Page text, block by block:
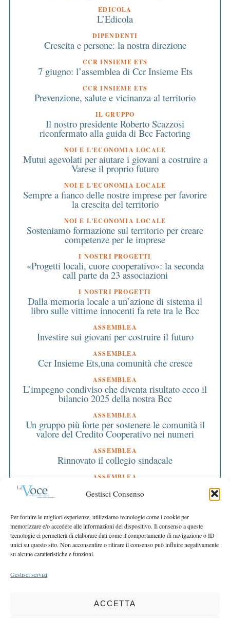
Gestisci Consenso
Per fornire le migliori esperienze, utilizziamo tecnologie come i cookie per
memorizzare e/o accedere alle informazioni del dispositivo. Il consenso a queste
tecnologie ci permetterà di elaborare dati come il comportamento di navigazione o ID
unici su questo sito. Non acconsentire o ritirare il consenso può influire negativamente
su alcune caratteristiche e funzioni.
Gestisci servizi
ACCETTA
EDICOLA
L’Edicola
DIPENDENTI
Crescita e persone: la nostra direzione
CCR INSIEME ETS
7 giugno: l’assemblea di Ccr Insieme Ets
CCR INSIEME ETS
Prevenzione, salute e vicinanza al territorio
IL GRUPPO
Il nostro presidente Roberto Scazzosi
riconfermato alla guida di Bcc Factoring
NOI E L'ECONOMIA LOCALE
Mutui agevolati per aiutare i giovani a costruire a
Varese il proprio futuro
NOI E L'ECONOMIA LOCALE
Sempre a fianco delle nostre imprese per favorire
la crescita del territorio
NOI E L'ECONOMIA LOCALE
Sosteniamo formazione sul territorio per creare
competenze per le imprese
I NOSTRI PROGETTI
«Progetti locali, cuore cooperativo»: la seconda
call parte da 23 associazioni
I NOSTRI PROGETTI
Dalla memoria locale a un’azione di sistema il
libro sulle vittime innocenti fa rete tra le Bcc
ASSEMBLEA
Investire sui giovani per costruire il futuro
ASSEMBLEA
Ccr Insieme Ets,una comunità che cresce
ASSEMBLEA
L’impegno condiviso che diventa risultato ecco il
bilancio 2025 della nostra Bcc
ASSEMBLEA
Un gruppo più forte per sostenere le comunità il
valore del Credito Cooperativo nei numeri
ASSEMBLEA
Rinnovato il collegio sindacale
ASSEMBLEA
Bilancio approvato all’unanimità e 2 milioni
destinati al territorio
EDITORIALE DIRETTORE
Crescere restando riconoscibili
EDITORIALE PRESIDENTE
Costruire futuro insieme
COPYRIGHT 2025 LA VOCE |PRIVACY